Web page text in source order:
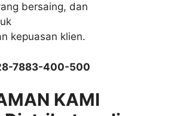
bersaing, dan
kepuasan klien.
7883-400-500
KAMI